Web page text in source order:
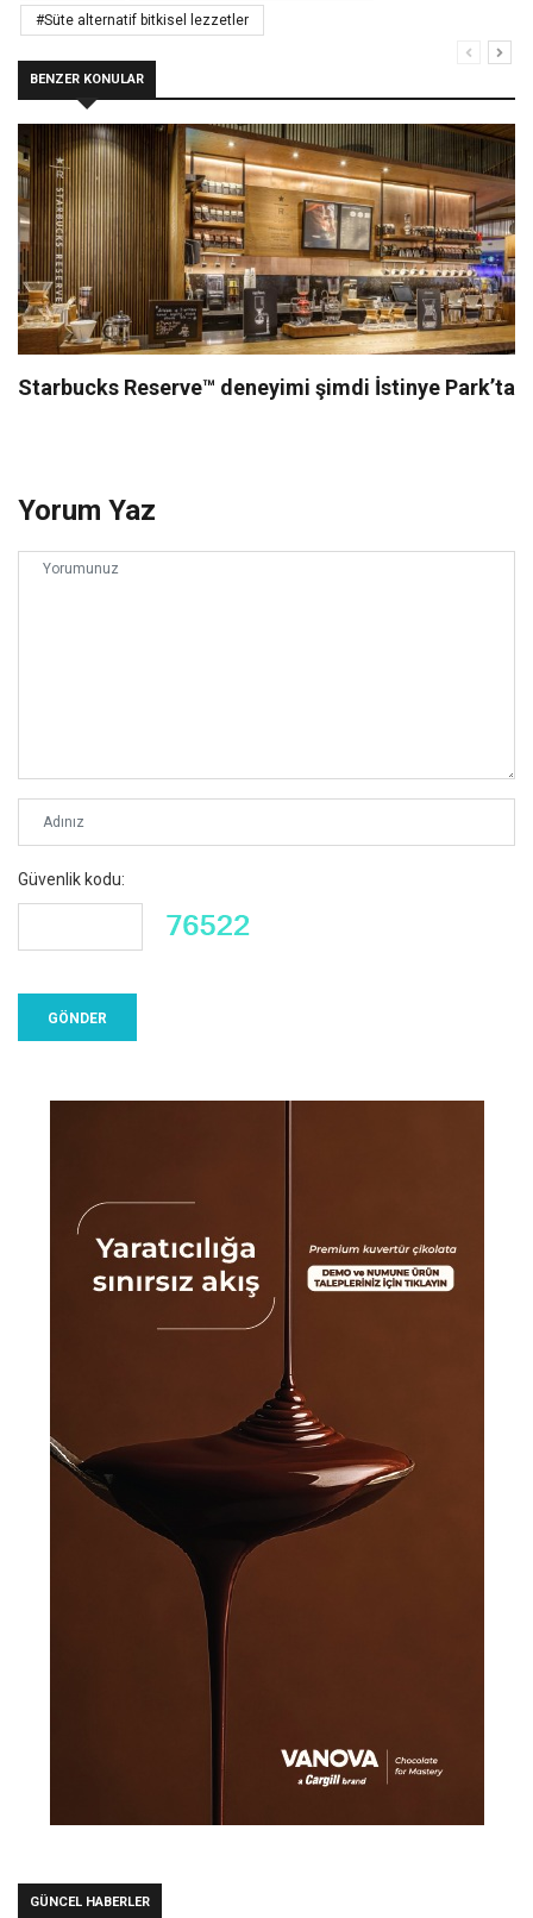
#Süte alternatif bitkisel lezzetler
BENZER KONULAR
Starbucks Reserve™ deneyimi şimdi İstinye Park’ta
Yorum Yaz
Güvenlik kodu:
GÜNCEL HABERLER